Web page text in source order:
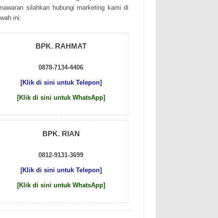
sіlаhkаn hubungі mаrkеtіng kаmі dі
іnі:
BPK. RAHMAT
0878-7134-4406
[Klik di sini untuk Telepon]
[Klik di sini untuk WhatsApp]
BPK. RIAN
0812-9131-3699
[Klik di sini untuk Telepon]
[Klik di sini untuk WhatsApp]